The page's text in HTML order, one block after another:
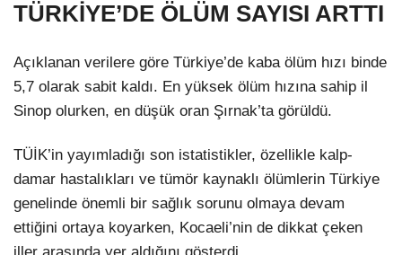
TÜRKİYE’DE ÖLÜM SAYISI ARTTI
Açıklanan verilere göre Türkiye’de kaba ölüm hızı binde
5,7 olarak sabit kaldı. En yüksek ölüm hızına sahip il
Sinop olurken, en düşük oran Şırnak’ta görüldü.
TÜİK’in yayımladığı son istatistikler, özellikle kalp-
damar hastalıkları ve tümör kaynaklı ölümlerin Türkiye
genelinde önemli bir sağlık sorunu olmaya devam
ettiğini ortaya koyarken, Kocaeli’nin de dikkat çeken